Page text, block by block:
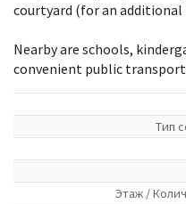
courtyard (for an additional
Nearby are schools,
convenient public
Tип
Этаж /